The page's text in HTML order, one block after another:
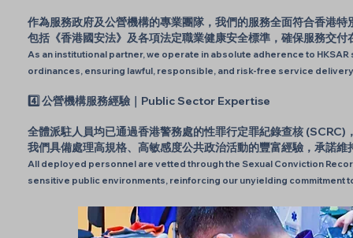
作為服務政府及公營機構的專業團隊，我們的服務全面符合香港特
包括《香港國安法》及各項法定職業健康安全標準，確保服務交
As an institutional partner, we operate in absolute adherence to
ordinances, ensuring lawful, responsible, and risk-free service
4️⃣ 公營機構服務經驗｜Public Sector Expertise
全體派駐人員均已通過香港警務處的性罪行定罪紀錄查核 (SCRC)
我們具備處理高規格、高敏感度公共政治活動的豐富經驗，承諾
All deployed personnel are vetted through the Sexual Conviction
sensitive public environments, reinforcing our unyielding commitment